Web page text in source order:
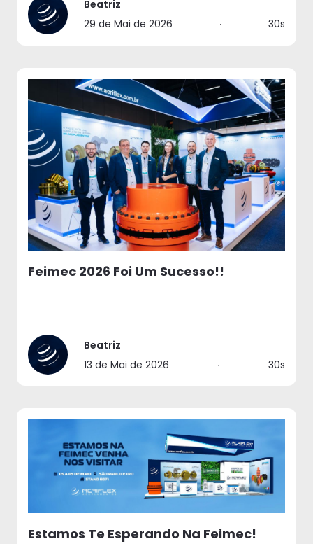
Beatriz
29 de Mai de 2026
∙ 30s
Feimec 2026 Foi Um Sucesso!!
Beatriz
13 de Mai de 2026
∙ 30s
Estamos Te Esperando Na Feimec!